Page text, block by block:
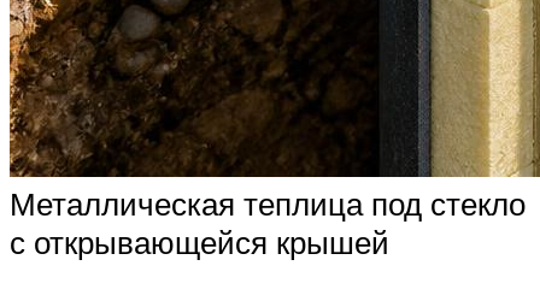
Металлическая теплица под стекло
с открывающейся крышей